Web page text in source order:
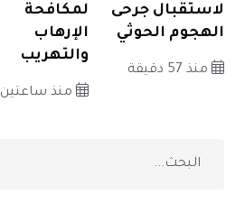
لاستقبال جرحى
الهجوم الحوثي
منذ 57 دقيقة
لمكافحة
الإرهاب
والتهريب
منذ ساعتين